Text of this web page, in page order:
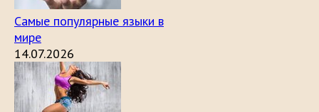
Самые популярные языки в
мире
14.07.2026